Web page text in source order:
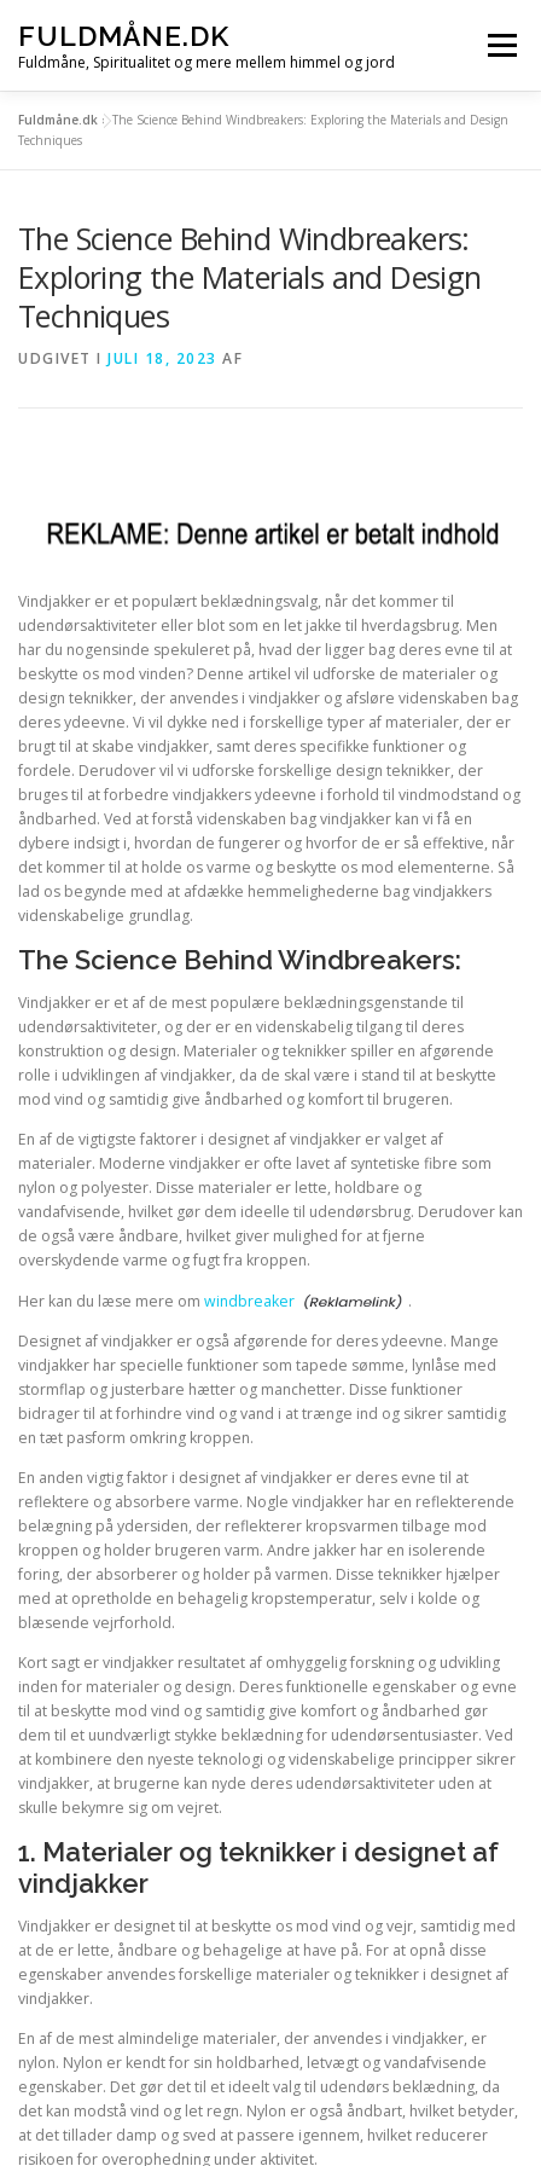
indhold
FULDMÅNE.DK
Fuldmåne, Spiritualitet og mere mellem himmel og jord
Menu
FORSIDE
MÅNE, SOL OG STJERNER ALLE ARTIKLER
Fuldmåne.dk »The Science Behind Windbreakers: Exploring the Materials and Design
Techniques
The Science Behind Windbreakers:
Exploring the Materials and Design
Techniques
UDGIVET I JULI 18, 2023 AF
Vindjakker er et populært beklædningsvalg, når det kommer til
udendørsaktiviteter eller blot som en let jakke til hverdagsbrug. Men
har du nogensinde spekuleret på, hvad der ligger bag deres evne til at
beskytte os mod vinden? Denne artikel vil udforske de materialer og
design teknikker, der anvendes i vindjakker og afsløre videnskaben bag
deres ydeevne. Vi vil dykke ned i forskellige typer af materialer, der er
brugt til at skabe vindjakker, samt deres specifikke funktioner og
fordele. Derudover vil vi udforske forskellige design teknikker, der
bruges til at forbedre vindjakkers ydeevne i forhold til vindmodstand og
åndbarhed. Ved at forstå videnskaben bag vindjakker kan vi få en
dybere indsigt i, hvordan de fungerer og hvorfor de er så effektive, når
det kommer til at holde os varme og beskytte os mod elementerne. Så
lad os begynde med at afdække hemmelighederne bag vindjakkers
videnskabelige grundlag.
The Science Behind Windbreakers:
Vindjakker er et af de mest populære beklædningsgenstande til
udendørsaktiviteter, og der er en videnskabelig tilgang til deres
konstruktion og design. Materialer og teknikker spiller en afgørende
rolle i udviklingen af vindjakker, da de skal være i stand til at beskytte
mod vind og samtidig give åndbarhed og komfort til brugeren.
En af de vigtigste faktorer i designet af vindjakker er valget af
materialer. Moderne vindjakker er ofte lavet af syntetiske fibre som
nylon og polyester. Disse materialer er lette, holdbare og
vandafvisende, hvilket gør dem ideelle til udendørsbrug. Derudover kan
de også være åndbare, hvilket giver mulighed for at fjerne
overskydende varme og fugt fra kroppen.
Her kan du læse mere om windbreaker
.
Designet af vindjakker er også afgørende for deres ydeevne. Mange
vindjakker har specielle funktioner som tapede sømme, lynlåse med
stormflap og justerbare hætter og manchetter. Disse funktioner
bidrager til at forhindre vind og vand i at trænge ind og sikrer samtidig
en tæt pasform omkring kroppen.
En anden vigtig faktor i designet af vindjakker er deres evne til at
reflektere og absorbere varme. Nogle vindjakker har en reflekterende
belægning på ydersiden, der reflekterer kropsvarmen tilbage mod
kroppen og holder brugeren varm. Andre jakker har en isolerende
foring, der absorberer og holder på varmen. Disse teknikker hjælper
med at opretholde en behagelig kropstemperatur, selv i kolde og
blæsende vejrforhold.
Kort sagt er vindjakker resultatet af omhyggelig forskning og udvikling
inden for materialer og design. Deres funktionelle egenskaber og evne
til at beskytte mod vind og samtidig give komfort og åndbarhed gør
dem til et uundværligt stykke beklædning for udendørsentusiaster. Ved
at kombinere den nyeste teknologi og videnskabelige principper sikrer
vindjakker, at brugerne kan nyde deres udendørsaktiviteter uden at
skulle bekymre sig om vejret.
1. Materialer og teknikker i designet af
vindjakker
Vindjakker er designet til at beskytte os mod vind og vejr, samtidig med
at de er lette, åndbare og behagelige at have på. For at opnå disse
egenskaber anvendes forskellige materialer og teknikker i designet af
vindjakker.
En af de mest almindelige materialer, der anvendes i vindjakker, er
nylon. Nylon er kendt for sin holdbarhed, letvægt og vandafvisende
egenskaber. Det gør det til et ideelt valg til udendørs beklædning, da
det kan modstå vind og let regn. Nylon er også åndbart, hvilket betyder,
at det tillader damp og sved at passere igennem, hvilket reducerer
risikoen for overophedning under aktivitet.